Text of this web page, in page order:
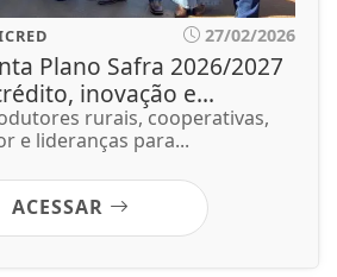
27/02/2026
Plano Safra 2026/2027
inovação e...
rurais, cooperativas,
e lideranças para...
ACESSAR